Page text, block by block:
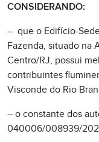
CONSIDERANDO:
– que o Edifício-
Fazenda, situado na
Centro/RJ, possui
contribuintes
Visconde do Rio
– o constante dos
040006/008939/